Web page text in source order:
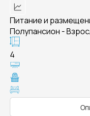
Питание и
Полупансион -
4